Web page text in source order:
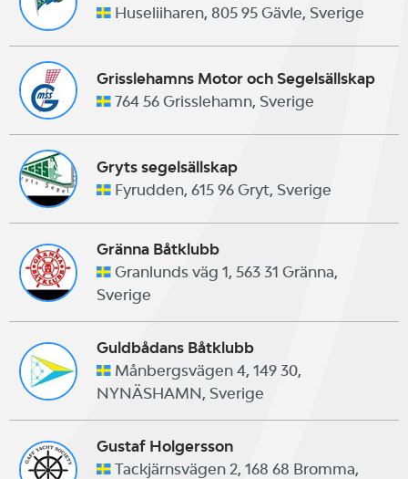
Huseliiharen, 805 95 Gävle, Sverige
Grisslehamns Motor och Segelsällskap
764 56 Grisslehamn, Sverige
Gryts segelsällskap
Fyrudden, 615 96 Gryt, Sverige
Gränna Båtklubb
Granlunds väg 1, 563 31 Gränna,
Sverige
Guldbådans Båtklubb
Månbergsvägen 4, 149 30,
NYNÄSHAMN, Sverige
Gustaf Holgersson
Tackjärnsvägen 2, 168 68 Bromma,